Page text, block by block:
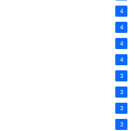
4
4
4
4
3
3
3
3